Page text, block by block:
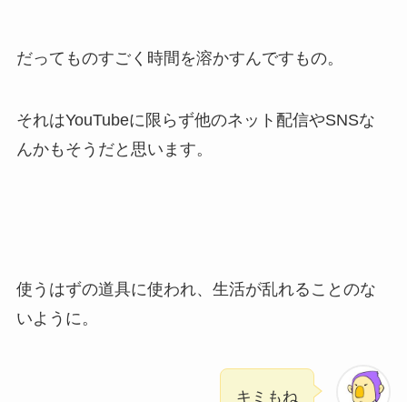
だってものすごく時間を溶かすんですもの。
それはYouTubeに限らず他のネット配信やSNSな
んかもそうだと思います。
使うはずの道具に使われ、生活が乱れることのな
いように。
キミもね